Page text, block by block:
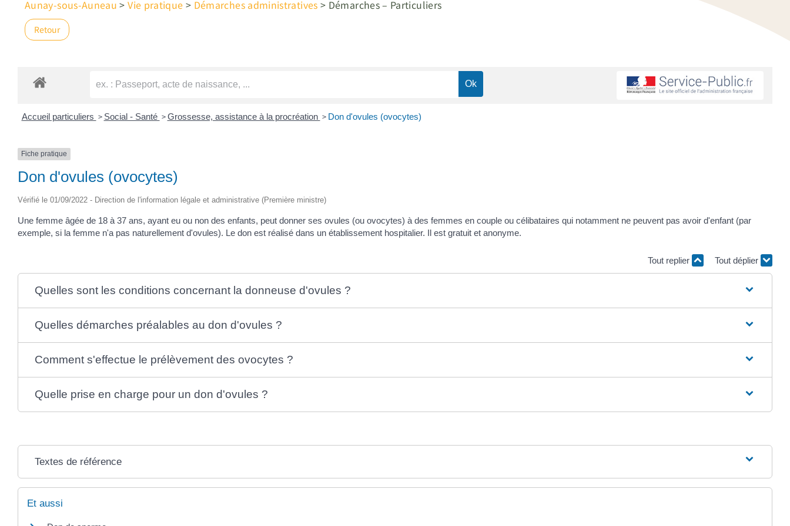
Aunay-sous-Auneau >Vie pratique > Démarches administratives > Démarches – Particuliers
Retour
Accueil particuliers > Social - Santé > Grossesse, assistance à la procréation > Don d'ovules (ovocytes)
Fiche pratique
Don d'ovules (ovocytes)
Vérifié le 01/09/2022 - Direction de l'information légale et administrative (Première ministre)
Une femme âgée de 18 à 37 ans, ayant eu ou non des enfants, peut donner ses ovules (ou ovocytes) à des femmes en couple ou célibataires qui notamment ne peuvent pas avoir d'enfant (par
exemple, si la femme n'a pas naturellement d'ovules). Le don est réalisé dans un établissement hospitalier. Il est gratuit et anonyme.
Tout replier Tout déplier
Quelles sont les conditions concernant la donneuse d'ovules ?
Quelles démarches préalables au don d'ovules ?
Comment s'effectue le prélèvement des ovocytes ?
Quelle prise en charge pour un don d'ovules ?
Textes de référence
Et aussi